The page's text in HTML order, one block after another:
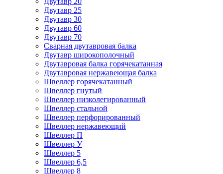
Двутавр 25
Двутавр 30
Двутавр 60
Двутавр 70
Сварная двутавровая балка
Двутавр широкополочный
Двутавровая балка горячекатанная
Двутавровая нержавеющая балка
Швеллер горячекатанный
Швеллер гнутый
Швеллер низколегированный
Швеллер стальной
Швеллер перфорированный
Швеллер нержавеющий
Швеллер П
Швеллер У
Швеллер 5
Швеллер 6,5
Швеллер 8